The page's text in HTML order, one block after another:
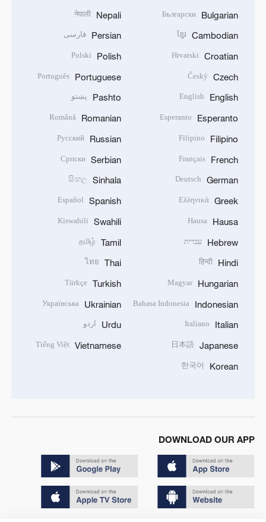
Bulgarian
Български
Cambodian
ខ្មែរ
Croatian
Hrvatski
Czech
Český
English
English
Esperanto
Esperanto
Filipino
Filipino
French
Français
German
Deutsch
Greek
Ελληνικά
Hausa
Hausa
Hebrew עברית
Hindi
हिन्दी
Hungarian
Magyar
Indonesian
Bahasa Indonesia
Italian
Italiano
Japanese
日本語
Korean
한국어
Nepali
नेपाली
Persian فارسی
Polish
Polski
Portuguese
Português
Pashto پښتو
Romanian
Română
Russian
Русский
Serbian
Српски
Sinhala
සිංහල
Spanish
Español
Swahili
Kiswahili
Tamil
தமிழ்
Thai
ไทย
Turkish
Türkçe
Ukrainian
Українська
Urdu اردو
Vietnamese
Tiếng Việt
DOWNLOAD OUR APP